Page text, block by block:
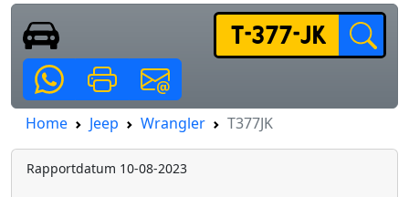
Home Jeep Wrangler T377JK
Rapportdatum 10-08-2023